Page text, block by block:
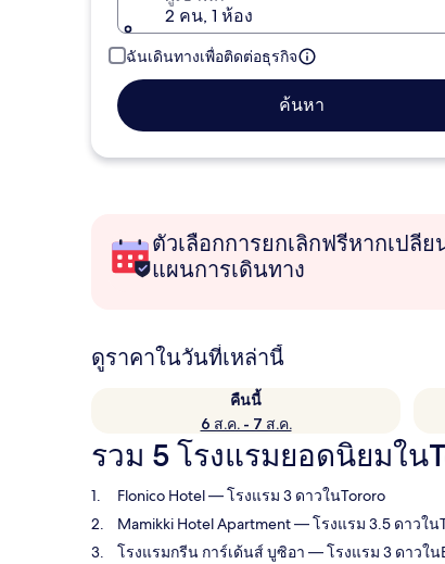
2 คน, 1 ห้อง
ฉันเดินทางเพื่อติดต่อธุรกิจ
ค้นหา
ตัวเลือกการยกเลิกฟรีหากเปลี่ย
แผนการเดินทาง
ดูราคาในวันที่เหล่านี้
คืนนี้
6 ส.ค. - 7 ส.ค.
รวม 5 โรงแรมยอดนิยมใน
Flonico Hotel— โรงแรม 3 ดาวในTororo
Mamikki Hotel Apartment— โรงแรม 3.5 ดาวใน
โรงแรมกรีน การ์เด้นส์ บูซิอา — โรงแรม 3 ดาวใน